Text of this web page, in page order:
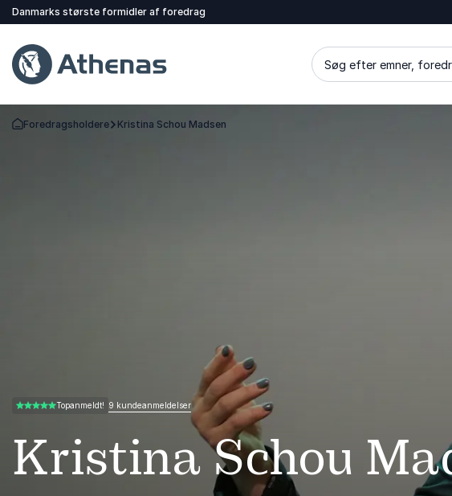
Danmarks største formidler af foredrag
Søg efter emner,
Tilbage til forsiden
Foredragsholdere Kristina Schou Madsen
Kristina Schou
5.00 ud af 5Topanmeldt! 9 kundeanmeldelser